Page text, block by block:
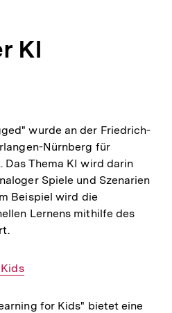
KI
wurde an der Friedrich-
Nürnberg für
Das Thema KI wird darin
Spiele und Szenarien
Beispiel wird die
Lernens mithilfe des
for Kids" bietet eine